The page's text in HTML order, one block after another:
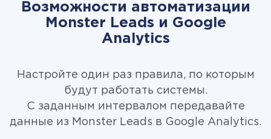
Возможности автоматизации
Monster Leads и Google
Analytics
Настройте один раз правила, по которым
будут работать системы.
С заданным интервалом передавайте
данные из Monster Leads в Google Analytics.